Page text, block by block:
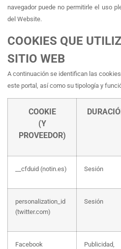
navegador puede no permitirle el uso
del Website.
COOKIES QUE
SITIO WEB
A continuación se identifican las
este portal, así como su tipología y
COOKIE
(Y
PROVEEDOR)
__cfduid (notin.es) Sesión
personalization_id
(twitter.com)
Sesión
Facebook
Publicidad,